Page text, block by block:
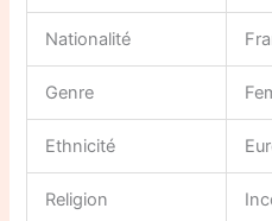
Nationalité
Genre
Ethnicité
Religion